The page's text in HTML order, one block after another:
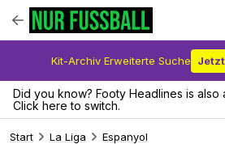
Kit-Archiv Erweiterte Suche
Did you know? Footy Headlines is also
Click here to switch.
Start La Liga Espanyol